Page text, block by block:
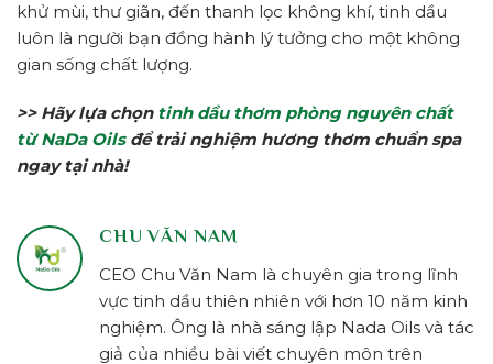
khử mùi, thư giãn, đến thanh lọc không khí, tinh dầu
luôn là người bạn đồng hành lý tưởng cho một không
gian sống chất lượng.
>> Hãy lựa chọn tinh dầu thơm phòng nguyên chất
từ NaDa Oilsđể trải nghiệm hương thơm chuẩn spa
ngay tại nhà!
CHU VĂN NAM
CEO Chu Văn Nam là chuyên gia trong lĩnh
vực tinh dầu thiên nhiên với hơn 10 năm kinh
nghiệm. Ông là nhà sáng lập Nada Oils và tác
giả của nhiều bài viết chuyên môn trên